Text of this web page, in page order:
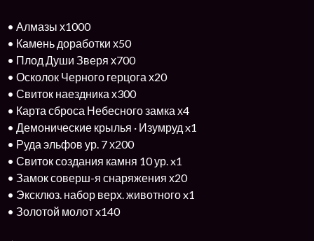
• Алмазы х1000
• Камень доработки х50
• Плод Души Зверя х700
• Осколок Черного герцога х20
• Свиток наездника х300
• Карта сброса Небесного замка х4
• Демонические крылья · Изумруд x1
• Руда эльфов ур. 7 х200
• Свиток создания камня 10 ур. x1
• Замок соверш-я снаряжения х20
• Эксклюз. набор верх. животного x1
• Золотой молот x140